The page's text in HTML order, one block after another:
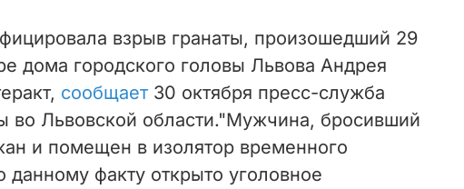
взрыв гранаты, произошедший 29
дома городского головы Львова Андрея
сообщает30 октября пресс-служба
Львовской области."Мужчина, бросивший
и помещен в изолятор временного
факту открыто уголовное